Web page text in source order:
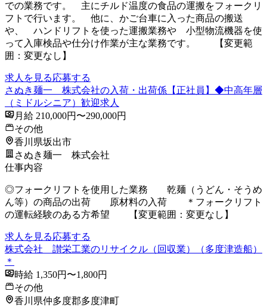
での業務です。 主にチルド温度の食品の運搬をフォークリ
フトで行います。 他に、かご台車に入った商品の搬送
や、 ハンドリフトを使った運搬業務や 小型物流機器を使
って入庫検品や仕分け作業が主な業務です。 【変更範
囲：変更なし】
求人を見る応募する
さぬき麺一 株式会社の入荷・出荷係【正社員】◆中高年層
（ミドルシニア）歓迎求人
月給 210,000円〜290,000円
その他
香川県坂出市
さぬき麺一 株式会社
仕事内容
◎フォークリフトを使用した業務 乾麺（うどん・そうめ
ん等）の商品の出荷 原材料の入荷 ＊フォークリフト
の運転経験のある方希望 【変更範囲：変更なし】
求人を見る応募する
株式会社 讃栄工業のリサイクル（回収業）（多度津造船）
＊
時給 1,350円〜1,800円
その他
香川県仲多度郡多度津町